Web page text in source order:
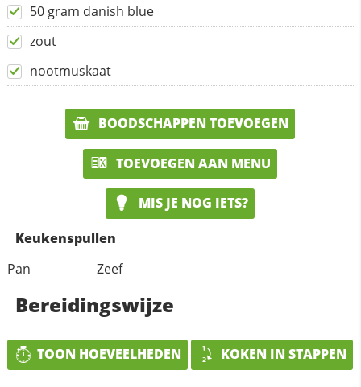
50 gram danish blue
zout
nootmuskaat
BOODSCHAPPEN TOEVOEGEN
TOEVOEGEN AAN MENU
MIS JE NOG IETS?
Keukenspullen
Pan
Zeef
Bereidingswijze
TOON HOEVEELHEDEN KOKEN IN STAPPEN